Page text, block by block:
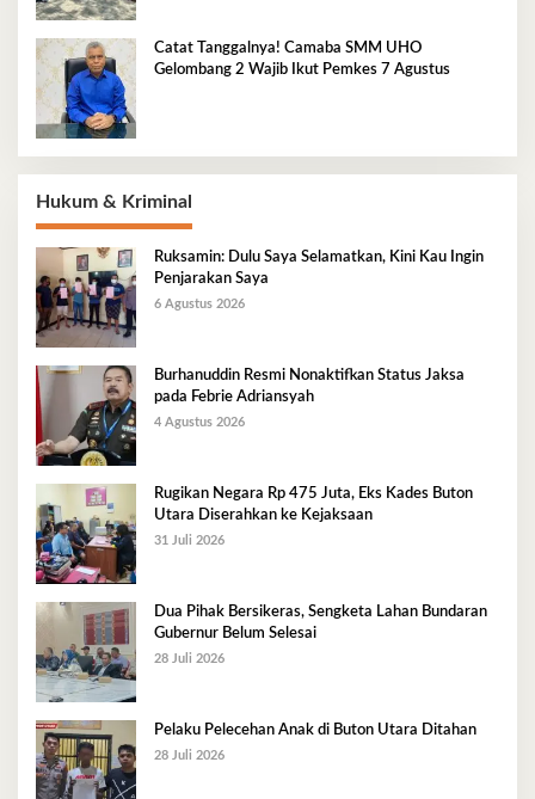
Catat Tanggalnya! Camaba SMM UHO
Gelombang 2 Wajib Ikut Pemkes 7 Agustus
Hukum & Kriminal
Ruksamin: Dulu Saya Selamatkan, Kini Kau Ingin
Penjarakan Saya
6 Agustus 2026
Burhanuddin Resmi Nonaktifkan Status Jaksa
pada Febrie Adriansyah
4 Agustus 2026
Rugikan Negara Rp 475 Juta, Eks Kades Buton
Utara Diserahkan ke Kejaksaan
31 Juli 2026
Dua Pihak Bersikeras, Sengketa Lahan Bundaran
Gubernur Belum Selesai
28 Juli 2026
Pelaku Pelecehan Anak di Buton Utara Ditahan
28 Juli 2026